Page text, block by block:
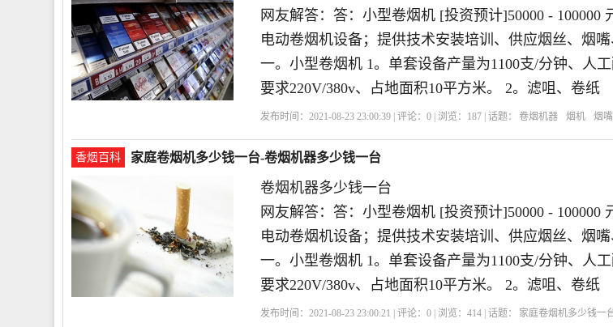
网友解答：答：小型卷烟机 [投资预计]50000 - 100000
电动卷烟机设备；提供技术安装培训、供应烟丝、烟嘴
一。小型卷烟机 1。单套设备产量为1100支/分钟、人
要求220V/380v、占地面积10平方米。 2。滤咀、卷纸
发布时间：2021-08-23 23:00:39 | 评论：0 | 浏览： 187 | 话题： 卷烟机器 烟机 烟嘴
香烟百科 家庭卷烟机多少钱一台-卷烟机器多少钱一台
卷烟机器多少钱一台
网友解答：答：小型卷烟机 [投资预计]50000 - 100000
电动卷烟机设备；提供技术安装培训、供应烟丝、烟嘴
一。小型卷烟机 1。单套设备产量为1100支/分钟、人
要求220V/380v、占地面积10平方米。 2。滤咀、卷纸
发布时间：2021-08-23 23:00:21 | 评论：0 | 浏览：414 | 话题： 家庭卷烟机多少钱一